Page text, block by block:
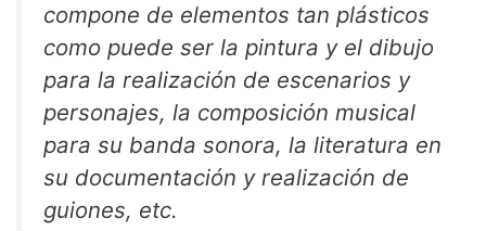
compone de elementos tan plásticos
como puede ser la pintura y el dibujo
para la realización de escenarios y
personajes, la composición musical
para su banda sonora, la literatura en
su documentación y realización de
guiones, etc.